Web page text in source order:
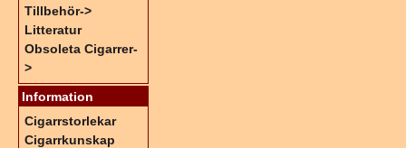
Tillbehör->
Litteratur
Obsoleta Cigarrer-
>
Information
Cigarrstorlekar
Cigarrkunskap